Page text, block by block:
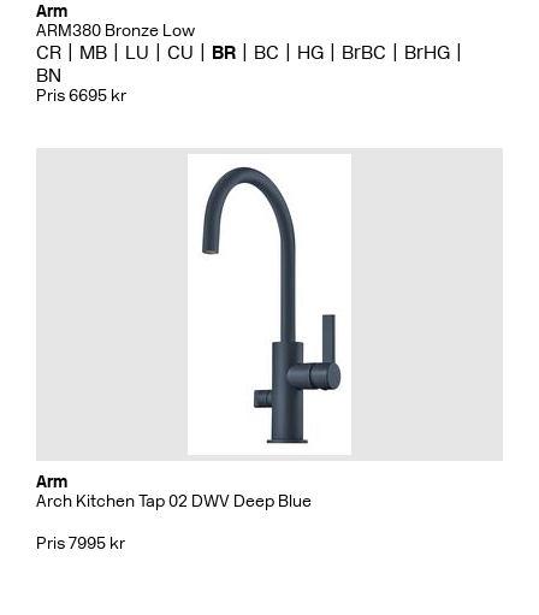
Arm
ARM380 Bronze Low
CR MB LU CU BR BC HG BrBC
BrHG
BN
Pris 6695 kr
Arm
Arch Kitchen Tap 02 DWV Deep Blue
Pris 7995 kr